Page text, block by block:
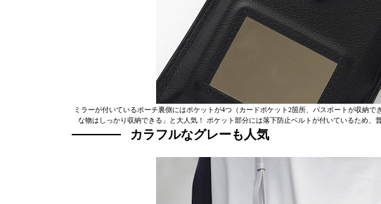
ミラーが付いているポーチ裏側にはポケットが4つ（カードポケット2箇所、パスポートが収納
な物はしっかり収納できる」と大人気！ ポケット部分には落下防止ベルトが付いているため、
カラフルなグレーも人気